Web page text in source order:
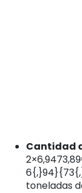
Cantidad
toneladas